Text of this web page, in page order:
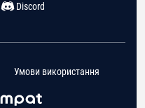
Discord
Умови використання